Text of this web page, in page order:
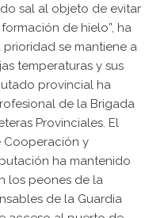
sal al objeto de evitar
de hielo”, ha
prioridad se mantiene a
temperaturas y sus
provincial ha
de la Brigada
Provinciales. El
Cooperación y
ha mantenido
los peones de la
de la Guardia